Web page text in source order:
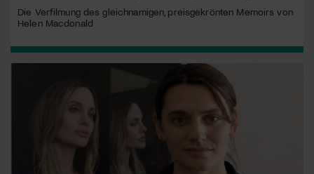
Die Verfilmung des gleichnamigen, preisgekrönten Memoirs von
Helen Macdonald